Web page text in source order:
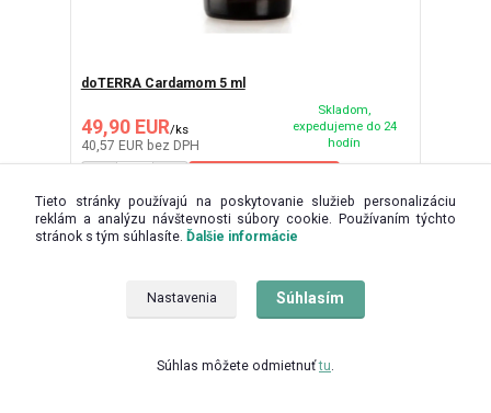
doTERRA Cardamom 5 ml
49,90 EUR/ks
40,57 EUR bez DPH
Skladom,
expedujeme do 24
hodín
Tieto stránky používajú na poskytovanie služieb personalizáciu
reklám a analýzu návštevnosti súbory cookie. Používaním týchto
stránok s tým súhlasíte. Ďalšie informácie
Nastavenia Súhlasím
Súhlas môžete odmietnuťtu.